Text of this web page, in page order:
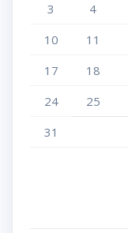
3
4
10
11
17
18
24
25
31